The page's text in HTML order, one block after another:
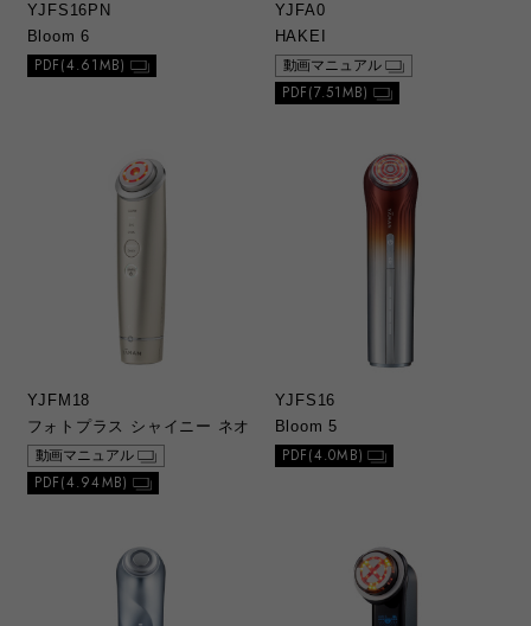
YJFS16PN
Bloom 6
PDF(4.61MB)
YJFA0
HAKEI
動画マニュアル
PDF(7.51MB)
YJFM18
フォトプラス シャイニー ネオ
動画マニュアル
PDF(4.94MB)
YJFS16
Bloom 5
PDF(4.0MB)